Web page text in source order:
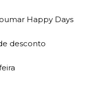
Happy Days
desconto